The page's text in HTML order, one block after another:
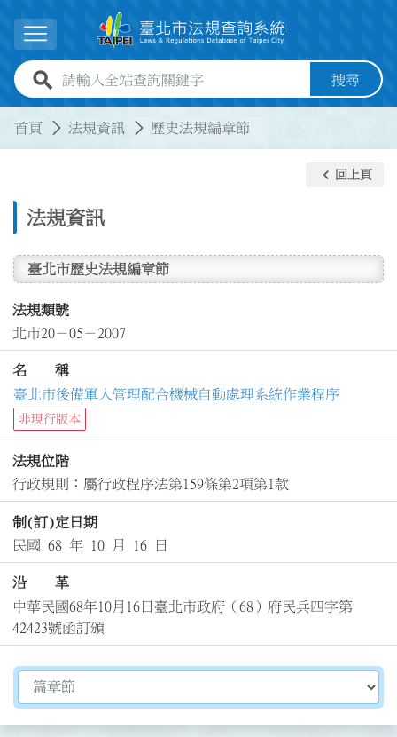
展開選單
全站查詢關鍵字欄位 搜尋
首頁 法規資訊 歷史法規編章節
法規資訊
keyboard_arrow_left 回上頁
臺北市歷史法規編章節
法規類號
北市20－05－2007
名 稱
臺北市後備軍人管理配合機械自動處理系統作業程序
非現行版本
法規位階
行政規則：屬行政程序法第159條第2項第1款
制(訂)定日期
民國 68 年 10 月 16 日
沿 革
中華民國68年10月16日臺北市政府（68）府民兵四字第
42423號函訂頒
切換選擇法規資訊內容